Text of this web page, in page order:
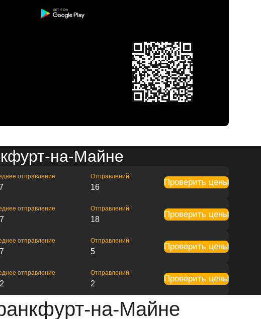
на-Майне
отправление Отправлений
16
Проверить цены
отправление Отправлений
18
Проверить цены
отправление Отправлений
5
Проверить цены
отправление Отправлений
2
Проверить цены
на-Майне